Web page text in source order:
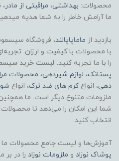
محصولات: بهداشتی، مراقبتی از مادر،
ما آرامش خاطر را به شما هدیه
بازدید از ماماپاپالند، فروشگاه
با محصولات با کیفیت و ارزان.
را با ما تجربه کنید. لیست خرید
پستانک، لوازم شیردهی، محصولات
دهی، انواعکرم های ضد ترک، انواع
ملزومات متنوع دیگر است. ما
شما این امکان را می‌دهد تا
انتخاب کنید.
آموزش‌ها و لیست جامع محصولات ما
پوشاک نوزاد و ملزومات نوزاد را در بر